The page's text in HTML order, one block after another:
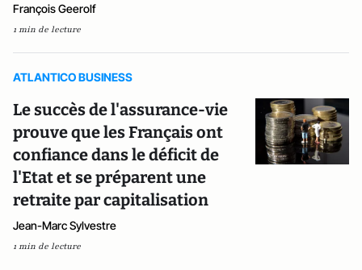
François Geerolf
1 min de lecture
ATLANTICO BUSINESS
Le succès de l'assurance-vie
prouve que les Français ont
confiance dans le déficit de
l'Etat et se préparent une
retraite par capitalisation
Jean-Marc Sylvestre
1 min de lecture